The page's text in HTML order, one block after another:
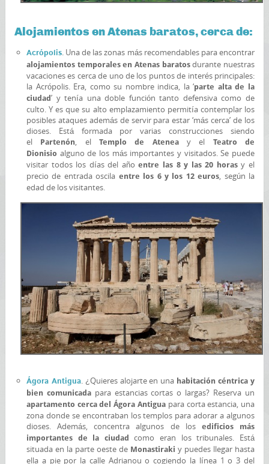
Alojamientos en Atenas baratos, cerca de:
Acrópolis. Una de las zonas más recomendables para encontrar
alojamientos temporales en Atenas baratosdurante nuestras
vacaciones es cerca de uno de los puntos de interés principales:
la Acrópolis. Era, como su nombre indica, la ‘parte alta de la
ciudad’ y tenía una doble función tanto defensiva como de
culto. Y es que su alto emplazamiento permitía contemplar los
posibles ataques además de servir para estar ‘más cerca’ de los
dioses. Está formada por varias construcciones siendo
el
Partenón, el Templo de Ateneay el
Teatro de
Dionisio alguno de los más importantes y visitados. Se puede
visitar todos los días del añoentre las 8 y las 20 horasy el
precio de entrada oscila entre los 6 y los 12 euros, según la
edad de los visitantes.
Ágora Antigua. ¿Quieres alojarte en una habitación céntrica y
bien comunicadapara estancias cortas o largas? Reserva un
apartamento cerca del Ágora Antigua para corta estancia, una
zona donde se encontraban los templos para adorar a algunos
dioses. Además, concentra algunos de los
edificios más
importantes de la ciudad
como eran los tribunales. Está
situada en la parte oeste de Monastiraki y puedes llegar hasta
ella a pie por la calle Adrianou o cogiendo la línea 1 o 3 del